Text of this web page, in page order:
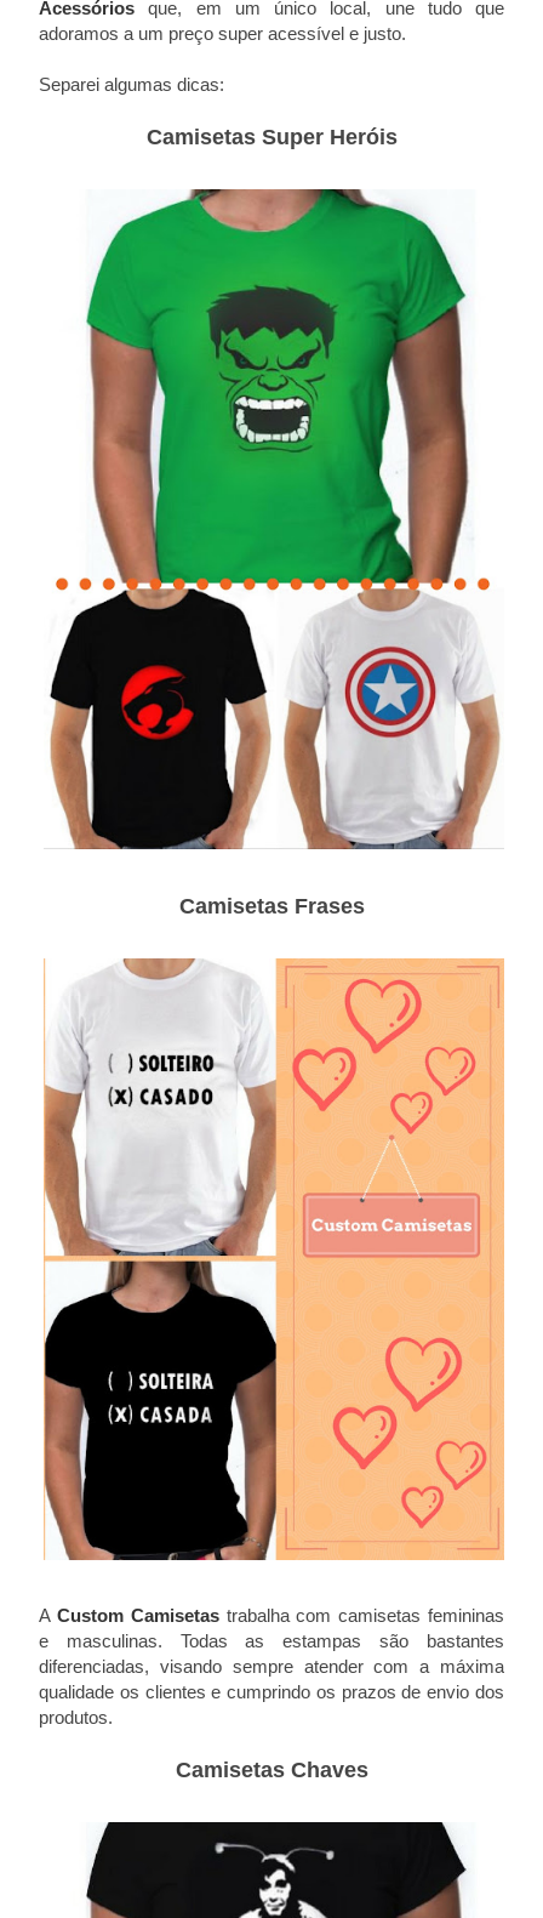
Acessóriosque, em um único local, une tudo que
adoramos a um preço super acessível e justo.
Separei algumas dicas:
Camisetas Super Heróis
Camisetas Frases
A Custom Camisetastrabalha com camisetas femininas
e masculinas. Todas as estampas são bastantes
diferenciadas, visando sempre atender com a máxima
qualidade os clientes e cumprindo os prazos de envio dos
produtos.
Camisetas Chaves